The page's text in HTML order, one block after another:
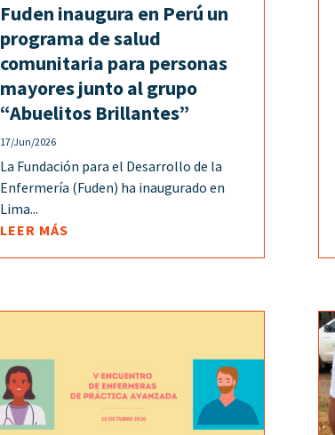
Fuden inaugura en Perú un
programa de salud
comunitaria para personas
mayores junto al grupo
“Abuelitos Brillantes”
17/Jun/2026
La Fundación para el Desarrollo de la
Enfermería (Fuden) ha inaugurado en
Lima...
LEER MÁS